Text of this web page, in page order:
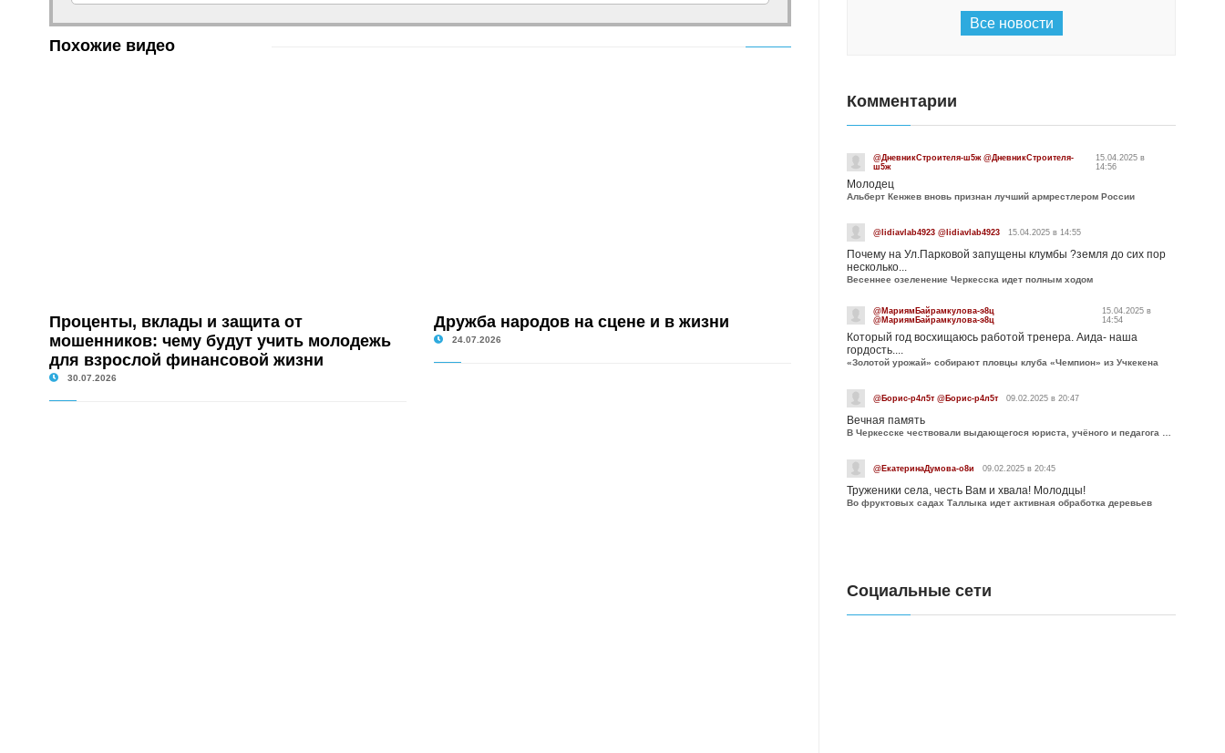
Похожие видео
Проценты, вклады и защита от
мошенников: чему будут учить молодежь
для взрослой финансовой жизни
30.07.2026
Дружба народов на сцене и в жизни
24.07.2026
Все новости
Комментарии
@ДневникСтроителя-ш5ж @ДневникСтроителя-
ш5ж
15.04.2025 в
14:56
Молодец
Альберт Кенжев вновь признан лучший армрестлером России
@lidiavlab4923 @lidiavlab4923 15.04.2025 в 14:55
Почему на Ул.Парковой запущены клумбы ?земля до сих пор
несколько...
Весеннее озеленение Черкесска идет полным ходом
@МариямБайрамкулова-э8ц
@МариямБайрамкулова-э8ц
15.04.2025 в
14:54
Который год восхищаюсь работой тренера. Аида- наша
гордость....
«Золотой урожай» собирают пловцы клуба «Чемпион» из Учкекена
@Борис-р4л5т @Борис-р4л5т 09.02.2025 в 20:47
Вечная память
@ЕкатеринаДумова-о8и 09.02.2025 в 20:45
Труженики села, честь Вам и хвала! Молодцы!
Во фруктовых садах Таллыка идет активная обработка деревьев
Социальные сети